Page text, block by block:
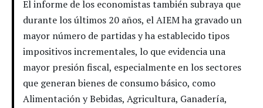
El informe de los economistas también subraya que
durante los últimos 20 años, el AIEM ha gravado un
mayor número de partidas y ha establecido tipos
impositivos incrementales, lo que evidencia una
mayor presión fiscal, especialmente en los sectores
que generan bienes de consumo básico, como
Alimentación y Bebidas, Agricultura, Ganadería,